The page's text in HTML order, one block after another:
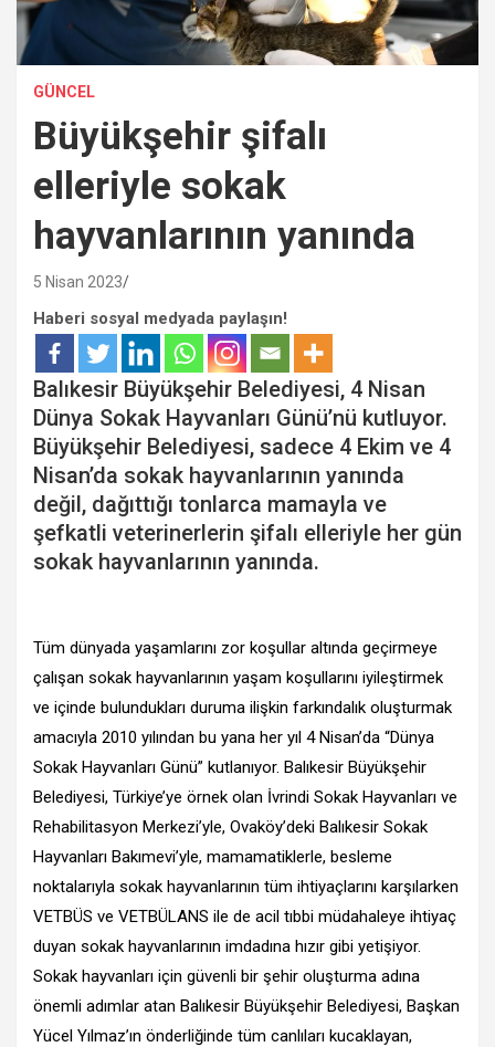
GÜNCEL
Büyükşehir şifalı
elleriyle sokak
hayvanlarının yanında
5 Nisan 2023
Haberi sosyal medyada paylaşın!
Balıkesir Büyükşehir Belediyesi, 4 Nisan
Dünya Sokak Hayvanları Günü’nü kutluyor.
Büyükşehir Belediyesi, sadece 4 Ekim ve 4
Nisan’da sokak hayvanlarının yanında
değil, dağıttığı tonlarca mamayla ve
şefkatli veterinerlerin şifalı elleriyle her gün
sokak hayvanlarının yanında.
Tüm dünyada yaşamlarını zor koşullar altında geçirmeye
çalışan sokak hayvanlarının yaşam koşullarını iyileştirmek
ve içinde bulundukları duruma ilişkin farkındalık oluşturmak
amacıyla 2010 yılından bu yana her yıl 4 Nisan’da “Dünya
Sokak Hayvanları Günü” kutlanıyor. Balıkesir Büyükşehir
Belediyesi, Türkiye’ye örnek olan İvrindi Sokak Hayvanları ve
Rehabilitasyon Merkezi’yle, Ovaköy’deki Balıkesir Sokak
Hayvanları Bakımevi’yle, mamamatiklerle, besleme
noktalarıyla sokak hayvanlarının tüm ihtiyaçlarını karşılarken
VETBÜS ve VETBÜLANS ile de acil tıbbi müdahaleye ihtiyaç
duyan sokak hayvanlarının imdadına hızır gibi yetişiyor.
Sokak hayvanları için güvenli bir şehir oluşturma adına
önemli adımlar atan Balıkesir Büyükşehir Belediyesi, Başkan
Yücel Yılmaz’ın önderliğinde tüm canlıları kucaklayan,